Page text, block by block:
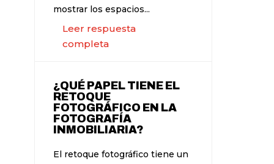
mostrar los espacios...
Leer respuesta
completa
¿QUÉ PAPEL TIENE EL
RETOQUE
FOTOGRÁFICO EN LA
FOTOGRAFÍA
INMOBILIARIA?
El retoque fotográfico tiene un